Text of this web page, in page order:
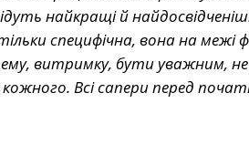
найкращі й
специфічна, вона на межі
витримку, бути уважним, не
Всі сапери перед